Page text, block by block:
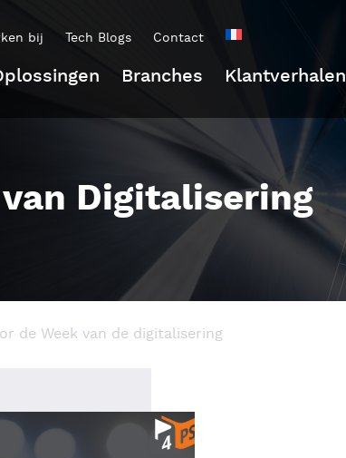
bij Tech Blogs Contact
Branches Klantverhalen
van Digitalisering
de Week van de digitalisering